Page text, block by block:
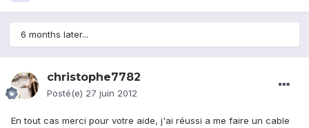
6 months later...
christophe7782
Posté(e) 27 juin 2012
En tout cas merci pour votre aide, j'ai réussi a me faire un cable